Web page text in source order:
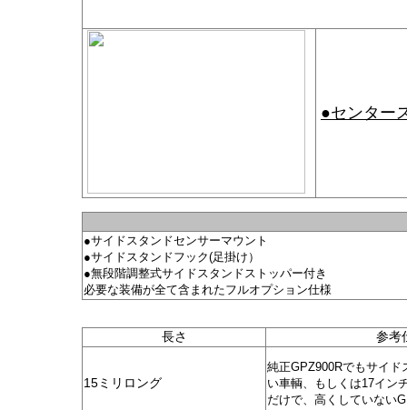
●センター
●サイドスタンドセンサーマウント
●サイドスタンドフック(足掛け）
●無段階調整式サイドスタンドストッパー付き
必要な装備が全て含まれたフルオプション仕様
長さ 参考
15ミリロング
純正GPZ900Rでもサイド
い車輌、もしくは17イン
だけで、高くしていない